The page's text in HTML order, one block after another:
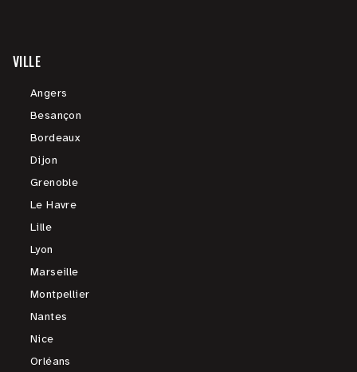
VILLE
Angers
Besançon
Bordeaux
Dijon
Grenoble
Le Havre
Lille
Lyon
Marseille
Montpellier
Nantes
Nice
Orléans